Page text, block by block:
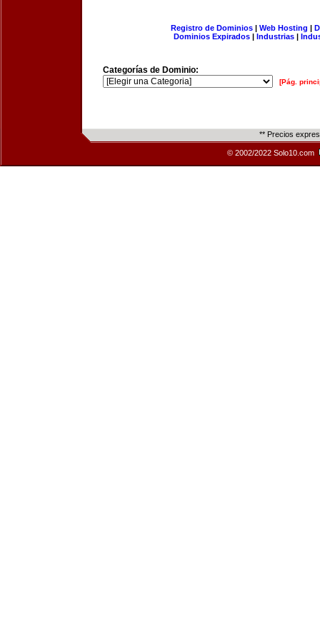
Registro de Dominios| Web Hosting |
Dominios Expirados | Industrias |
Categorías de Dominio:
[Pág.
** Precios
© 2002/2022 Solo10.com